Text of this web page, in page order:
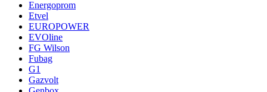
Energoprom
Etvel
EUROPOWER
EVOline
FG Wilson
Fubag
G1
Gazvolt